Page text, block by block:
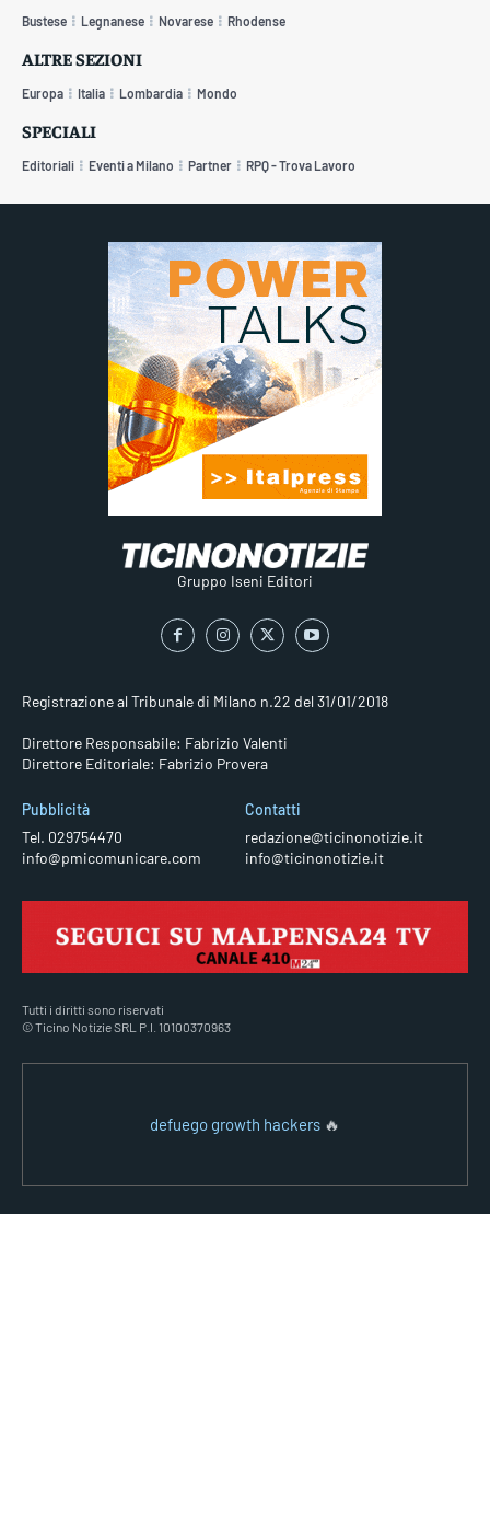
Bustese Legnanese Novarese Rhodense
ALTRE SEZIONI
Europa Italia Lombardia Mondo
SPECIALI
Editoriali Eventi a Milano Partner RPQ - Trova Lavoro
Gruppo Iseni Editori
Registrazione al Tribunale di Milano n.22 del 31/01/2018
Direttore Responsabile: Fabrizio Valenti
Direttore Editoriale: Fabrizio Provera
Pubblicità
Tel. 029754470
info@pmicomunicare.com
Contatti
redazione@ticinonotizie.it
info@ticinonotizie.it
Tutti i diritti sono riservati
© Ticino Notizie SRL P.I. 10100370963
defuego growth hackers 🔥